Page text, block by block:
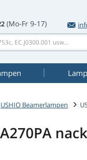
(Mo-Fr 9-17)
USHIO Beamerlampen